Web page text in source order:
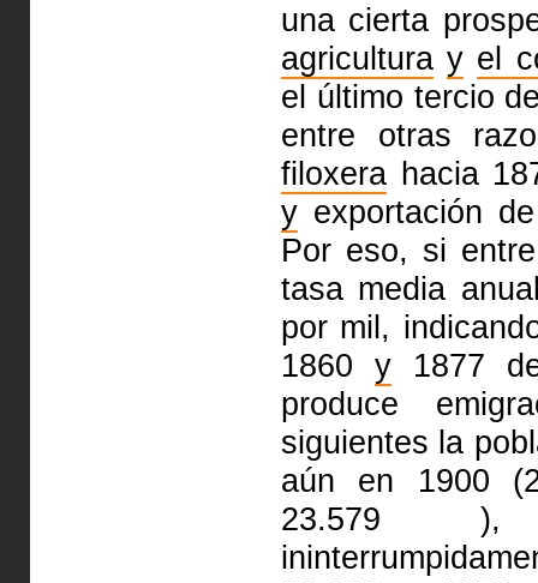
una cierta
agricultura y el
el último tercio
entre otras
filoxera hacia
y exportación
Por eso, si
tasa media
por mil,
1860 y1877
produce
siguientes la
aún en 1900
23.579 ),